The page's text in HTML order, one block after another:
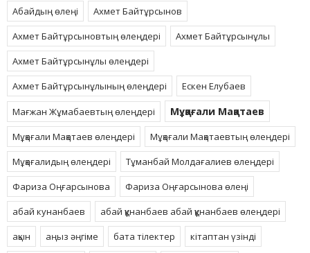
Абайдың өлеңі
Ахмет Байтұрсынов
Ахмет Байтұрсыновтың өлеңдері
Ахмет Байтұрсынұлы
Ахмет Байтұрсынұлы өлеңдері
Ахмет Байтұрсынұлының өлеңдері
Ескен Елубаев
Мағжан Жұмабаевтың өлеңдері Мұқағали Мақатаев
Мұқағали Мақатаев өлеңдері
Мұқағали Мақатаевтың өлеңдері
Мұқағалидың өлеңдері
Тұманбай Молдағалиев өлеңдері
Фариза Оңғарсынова
Фариза Оңғарсынова өлеңі
абай кунанбаев
абай құнанбаев абай құнанбаев өлеңдері
ақын
аңыз әңгіме бата тілектер
кітаптан үзінді